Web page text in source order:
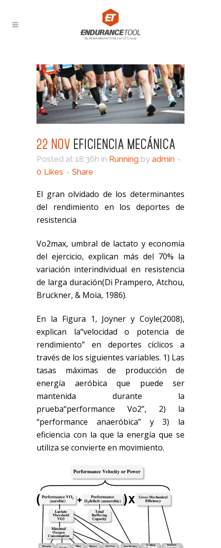
22 NOV EFICIENCIA MECÁNICA
Posted at 18:36h in Running by admin
0 Likes Share
El gran olvidado de los determinantes
del rendimiento en los deportes de
resistencia
Vo2max, umbral de lactato y economía
del ejercicio, explican más del 70% la
variación interindividual en resistencia
de larga duración(Di Prampero, Atchou,
Bruckner, & Moia, 1986).
En la Figura 1, Joyner y Coyle(2008),
explican la“velocidad o potencia de
rendimiento” en deportes cíclicos a
través de los siguientes variables. 1) Las
tasas máximas de producción de
energía aeróbica que puede ser
mantenida durante la
prueba“performance Vo2”, 2) la
“performance anaeróbica”y 3) la
eficiencia con la que laenergía que se
utiliza se convierte en movimiento.